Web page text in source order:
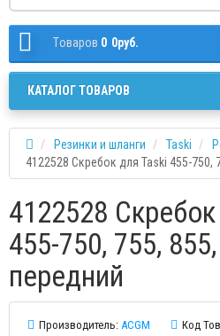
Tоваров 0 0руб.
КАТАЛОГ ТОВАРОВ
Резинки и шланги Taski
4122528 Скребок для Taski 455-750,
4122528
455-750, 755, 855,
передний
Производитель: ACGM Код